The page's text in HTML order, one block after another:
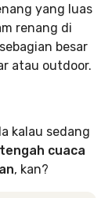
yang luas
renang di
besar
atau outdoor.
kalau sedang
cuaca
, kan?